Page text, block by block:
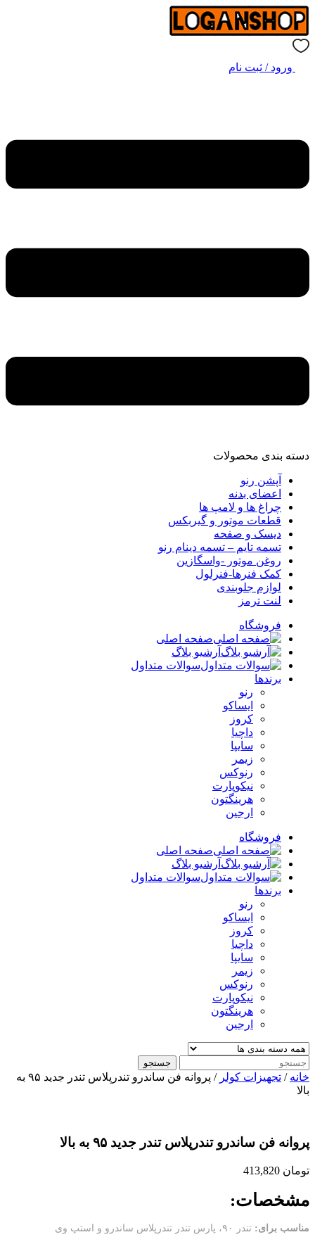
ورود / ثبت نام
دسته‌ بندی محصولات
آپشن رنو
اعضای بدنه
چراغ ها و لامپ ها
قطعات موتور و گیربکس
دیسک و صفحه
تسمه تایم – تسمه دینام رنو
روغن موتور -واسگازین
کمک فنرها-فنرلول
لوازم جلوبندی
لنت ترمز
فروشگاه
صفحه اصلی
آرشیو بلاگ
سوالات متداول
برندها
رنو
ایساکو
کروز
داچیا
سایپا
زیمر
رنوکس
نیکوپارت
هرینگتون
ارجین
فروشگاه
صفحه اصلی
آرشیو بلاگ
سوالات متداول
برندها
رنو
ایساکو
کروز
داچیا
سایپا
زیمر
رنوکس
نیکوپارت
هرینگتون
ارجین
جستجو
خانه / تجهیزات کولر
/ پروانه فن ساندرو تندرپلاس تندر جدید ۹۵ به
بالا
پروانه فن ساندرو تندرپلاس تندر جدید ۹۵ به بالا
تومان
مشخصات:
مناسب برای : تندر ۹۰، پارس تندر تندرپلاس ساندرو و استپ وی